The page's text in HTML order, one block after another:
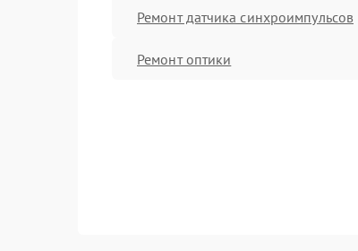
Ремонт датчика синхроимпульсов
Ремонт оптики